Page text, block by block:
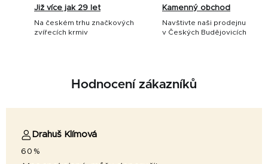
Již více jak 29 let
Na českém trhu značkových
zvířecích krmiv
Kamenný obchod
Navštivte naši prodejnu
v Českých Budějovicích
Hodnocení zákazníků
Drahuš Klímová
60%